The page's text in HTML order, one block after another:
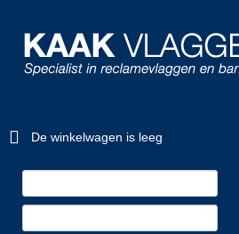
De winkelwagen is leeg